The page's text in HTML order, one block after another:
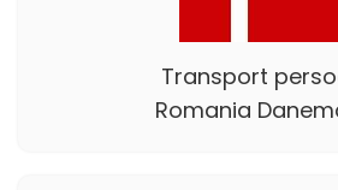
Transport
Romania